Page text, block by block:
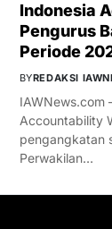
Indonesia
Pengurus
Periode
BYREDAKSI
IAWNews.com
Accountability
pengangkatan
Perwakilan…